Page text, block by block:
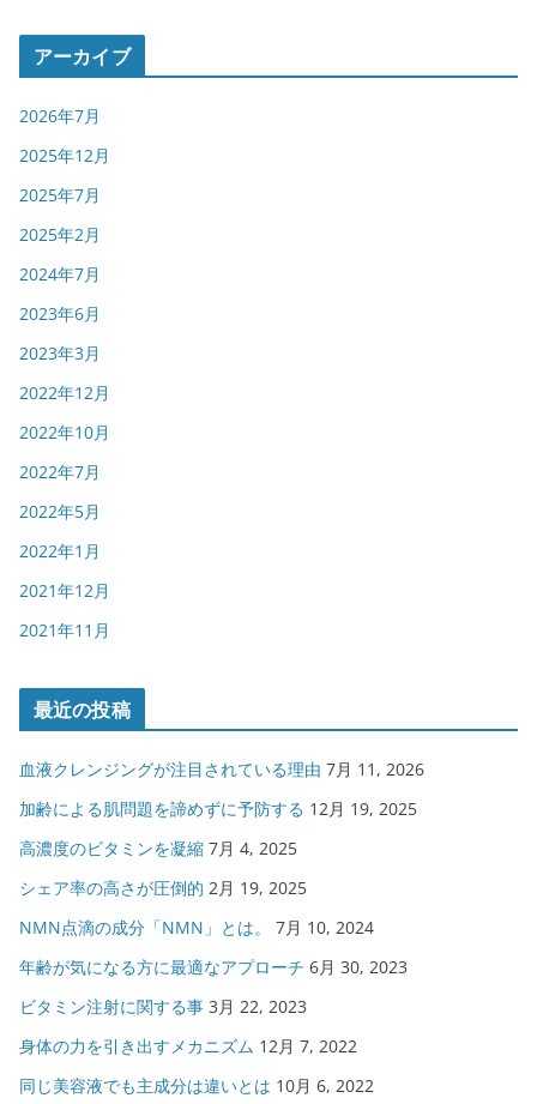
ゴ
アーカイブ
2026年7月
2025年12月
2025年7月
2025年2月
2024年7月
2023年6月
2023年3月
2022年12月
2022年10月
2022年7月
2022年5月
2022年1月
2021年12月
2021年11月
最近の投稿
血液クレンジングが注目されている理由 7月 11, 2026
加齢による肌問題を諦めずに予防する 12月 19, 2025
高濃度のビタミンを凝縮 7月 4, 2025
シェア率の高さが圧倒的 2月 19, 2025
NMN点滴の成分「NMN」とは。
7月 10, 2024
年齢が気になる方に最適なアプローチ 6月 30, 2023
ビタミン注射に関する事 3月 22, 2023
身体の力を引き出すメカニズム 12月 7, 2022
同じ美容液でも主成分は違いとは 10月 6, 2022